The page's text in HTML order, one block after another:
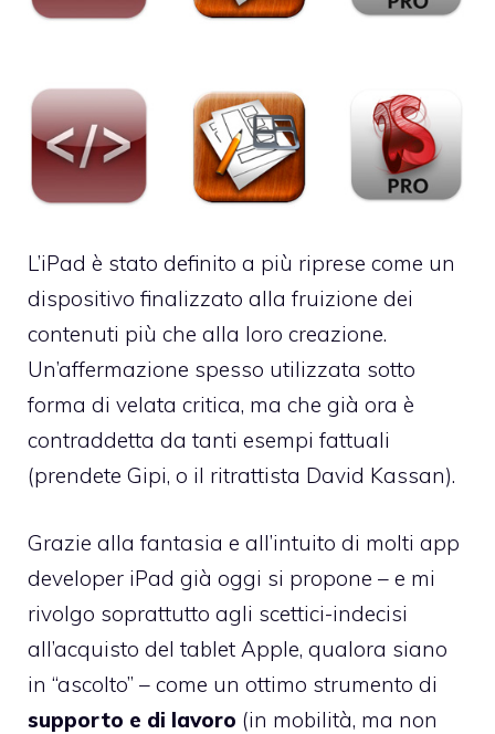
L’iPad è stato definito a più riprese come un
dispositivo finalizzato alla fruizione dei
contenuti più che alla loro creazione.
Un’affermazione spesso utilizzata sotto
forma di velata critica, ma che già ora è
contraddetta da tanti esempi fattuali
(prendete Gipi, o il ritrattista David Kassan).
Grazie alla fantasia e all’intuito di molti app
developer iPad già oggi si propone – e mi
rivolgo soprattutto agli scettici-indecisi
all’acquisto del tablet Apple, qualora siano
in “ascolto” – come un ottimo strumento di
supporto e di lavoro (in mobilità, ma non